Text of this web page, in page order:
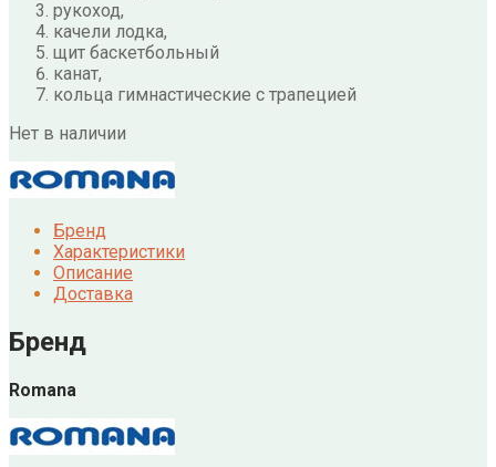
рукоход,
качели лодка,
щит баскетбольный
канат,
кольца гимнастические с трапецией
Нет в наличии
Бренд
Характеристики
Описание
Доставка
Бренд
Romana